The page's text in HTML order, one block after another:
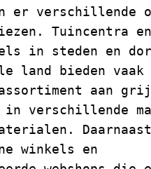
er verschillende
Tuincentra en
in steden en
land bieden vaak
aan
in verschillende
winkels en